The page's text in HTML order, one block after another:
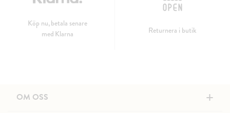
Köp nu, betala senare
med Klarna
Returnera i butik
OM OSS +